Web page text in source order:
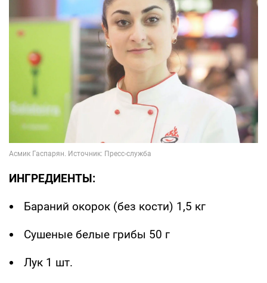
ИНГРЕДИЕНТЫ:
Бараний окорок (без кости) 1,5 кг
Сушеные белые грибы 50 г
Лук 1 шт.